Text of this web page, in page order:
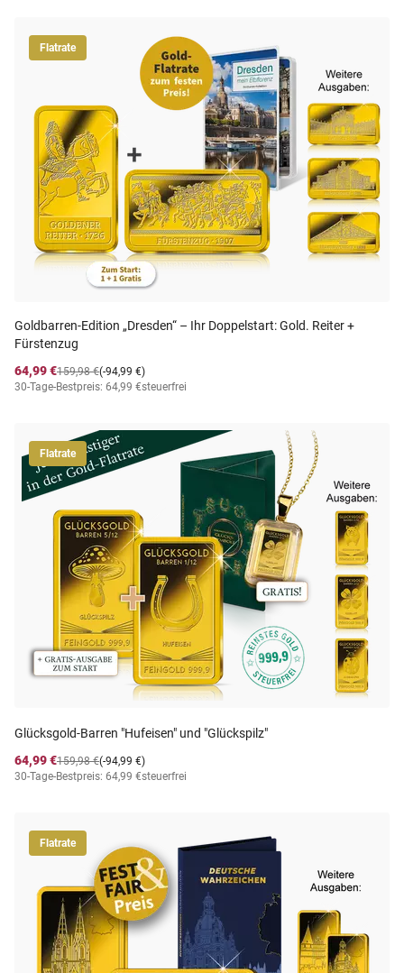
Flatrate
Goldbarren-Edition „Dresden“ – Ihr Doppelstart: Gold. Reiter +
Fürstenzug
64,99 €
(-94,99 €)
159,98 €
30-Tage-Bestpreis: 64,99 €steuerfrei
Flatrate
Glücksgold-Barren "Hufeisen" und "Glückspilz"
64,99 €
(-94,99 €)
159,98 €
30-Tage-Bestpreis: 64,99 €steuerfrei
Flatrate